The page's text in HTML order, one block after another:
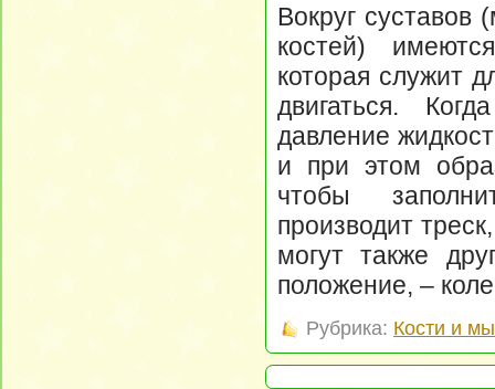
Вокруг суставов
костей)
которая служит
двигаться.
давление
и при этом
чтобы
производит
могут также
положение, –
Рубрика: Кости и